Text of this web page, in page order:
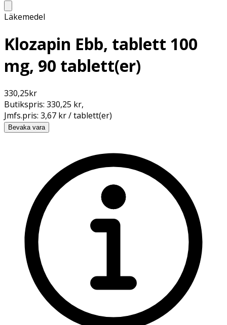
Läkemedel
Klozapin Ebb, tablett 100
mg, 90 tablett(er)
330,25kr
Butikspris: 330,25 kr,
Jmfs.pris: 3,67 kr / tablett(er)
Bevaka vara